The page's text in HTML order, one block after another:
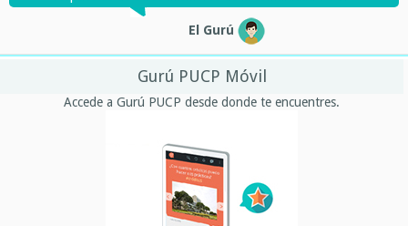
El Gurú
Gurú PUCP Móvil
Accede a Gurú PUCP desde donde te encuentres.